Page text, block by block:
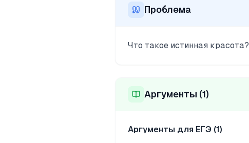
Проблема
Что такое истинная
Аргументы (1)
Аргументы для ЕГЭ (1)